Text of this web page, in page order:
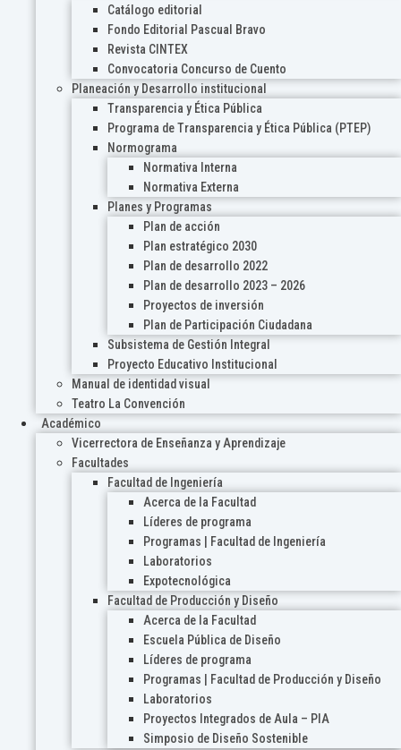
Catálogo editorial
Fondo Editorial Pascual Bravo
Revista CINTEX
Convocatoria Concurso de Cuento
Planeación y Desarrollo institucional
Transparencia y Ética Pública
Programa de Transparencia y Ética Pública (PTEP)
Normograma
Normativa Interna
Normativa Externa
Planes y Programas
Plan de acción
Plan estratégico 2030
Plan de desarrollo 2022
Plan de desarrollo 2023 – 2026
Proyectos de inversión
Plan de Participación Ciudadana
Subsistema de Gestión Integral
Proyecto Educativo Institucional
Manual de identidad visual
Teatro La Convención
Académico
Vicerrectora de Enseñanza y Aprendizaje
Facultades
Facultad de Ingeniería
Acerca de la Facultad
Líderes de programa
Programas | Facultad de Ingeniería
Laboratorios
Expotecnológica
Facultad de Producción y Diseño
Acerca de la Facultad
Escuela Pública de Diseño
Líderes de programa
Programas | Facultad de Producción y Diseño
Laboratorios
Proyectos Integrados de Aula – PIA
Simposio de Diseño Sostenible